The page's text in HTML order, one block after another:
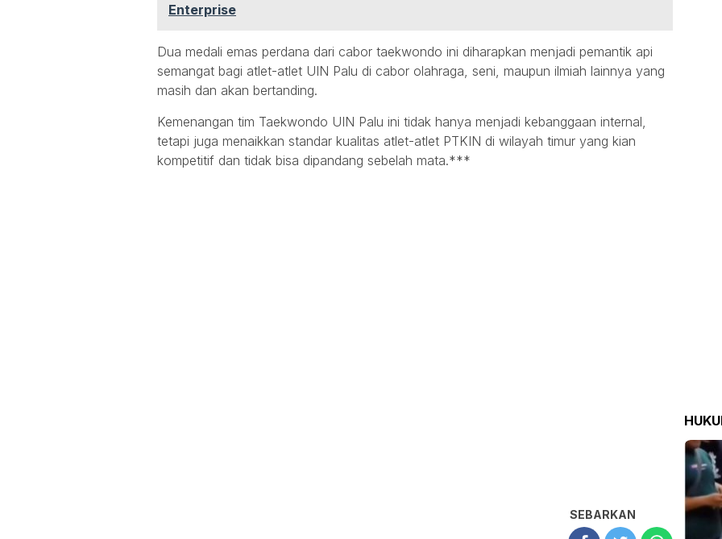
Enterprise
Dua medali emas perdana dari cabor taekwondo ini diharapkan menjadi pemantik api
semangat bagi atlet-atlet UIN Palu di cabor olahraga, seni, maupun ilmiah lainnya yang
masih dan akan bertanding.
Kemenangan tim Taekwondo UIN Palu ini tidak hanya menjadi kebanggaan internal,
tetapi juga menaikkan standar kualitas atlet-atlet PTKIN di wilayah timur yang kian
kompetitif dan tidak bisa dipandang sebelah mata.***
SEBARKAN